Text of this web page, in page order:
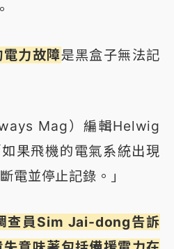
力故障是黑盒子無法記
Mag）編輯Helwig
果飛機的電氣系統出現
電並停止記錄。」
查員Sim Jai-dong告訴